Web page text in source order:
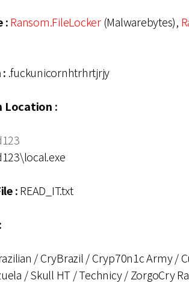
:Ransom.FileLocker(Malwarebytes),
.fuckunicornhtrhrtjrjy
Location :
:READ_IT.txt
/ CryBrazil / Cryp70n1c Army /
/ Skull HT / Technicy / ZorgoCry